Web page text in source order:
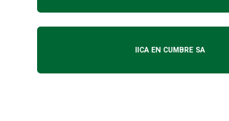
IICA EN CUMBRE SA